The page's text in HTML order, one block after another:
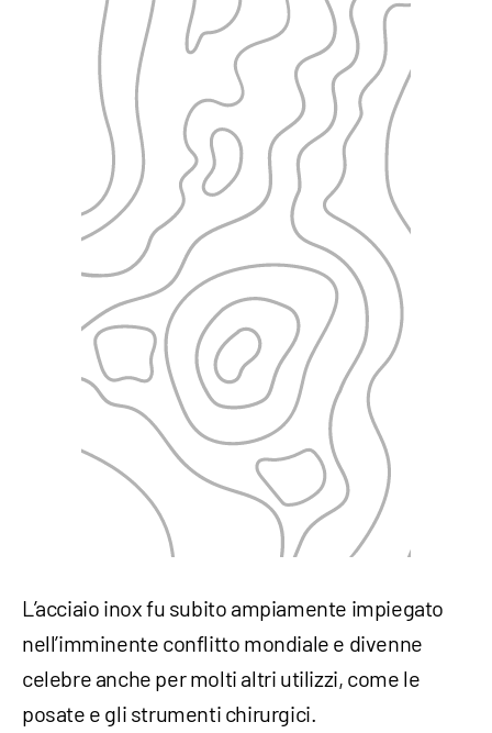
L’acciaio inox fu subito ampiamente impiegato
nell’imminente conflitto mondiale e divenne
celebre anche per molti altri utilizzi, come le
posate e gli strumenti chirurgici.